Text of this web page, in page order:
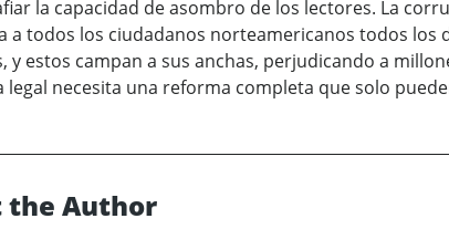
la capacidad de asombro de los lectores. La
a todos los ciudadanos norteamericanos todos los
y estos campan a sus anchas, perjudicando a
legal necesita una reforma completa que solo
the Author